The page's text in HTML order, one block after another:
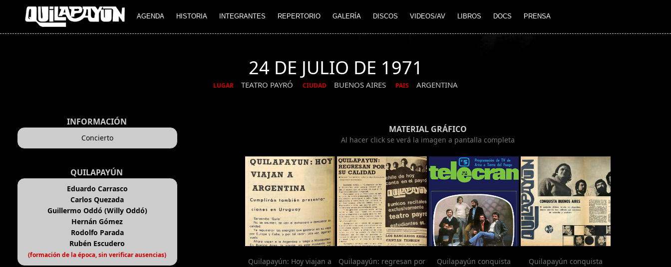
AGENDA HISTORIA INTEGRANTES REPERTORIO GALERÍA DISCOS VIDEOS/AV LIBROS DOCS PRENSA
24 DE JULIO DE 1971
LUGAR TEATRO PAYRÓ CIUDAD BUENOS AIRES PAIS ARGENTINA
INFORMACIÓN
Concierto
QUILAPAYÚN
Eduardo Carrasco
Carlos Quezada
Guillermo Oddó (Willy Oddó)
Hernán Gómez
Rodolfo Parada
Rubén Escudero
(formación de la época, sin verificar ausencias)
MATERIAL GRÁFICO
Al hacer click se verá la imagen a pantalla completa
Quilapayún: Hoy viajan a
Quilapayún: regresan por
Quilapayún conquista
Quilapayún conquista